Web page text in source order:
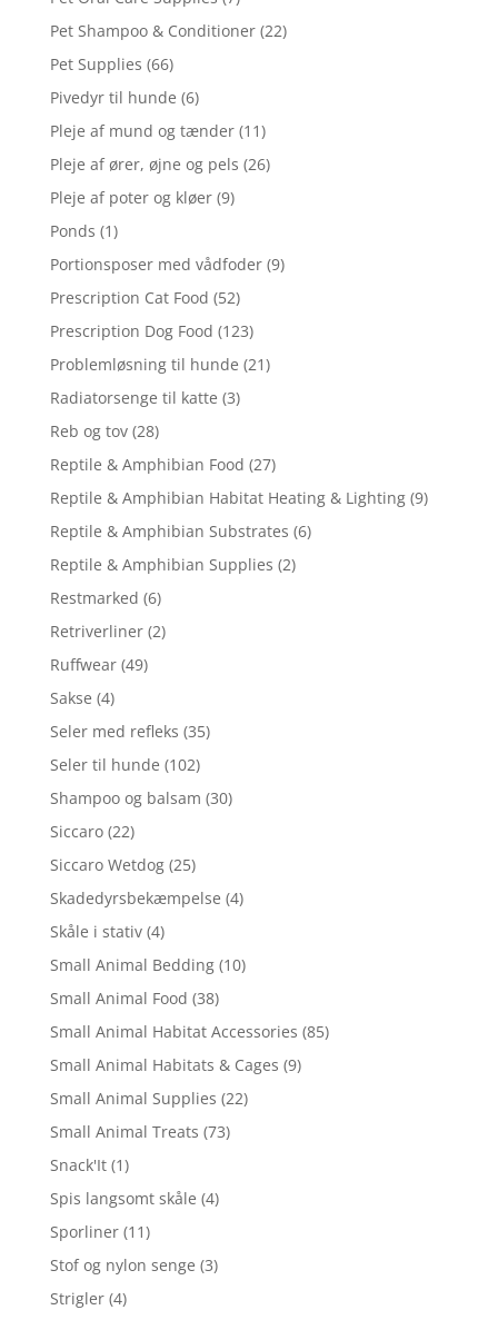
Pet Shampoo & Conditioner (22)
Pet Supplies (66)
Pivedyr til hunde (6)
Pleje af mund og tænder (11)
Pleje af ører, øjne og pels (26)
Pleje af poter og kløer (9)
Ponds (1)
Portionsposer med vådfoder (9)
Prescription Cat Food (52)
Prescription Dog Food (123)
Problemløsning til hunde (21)
Radiatorsenge til katte (3)
Reb og tov (28)
Reptile & Amphibian Food (27)
Reptile & Amphibian Habitat Heating & Lighting (9)
Reptile & Amphibian Substrates (6)
Reptile & Amphibian Supplies (2)
Restmarked (6)
Retriverliner (2)
Ruffwear (49)
Sakse (4)
Seler med refleks (35)
Seler til hunde (102)
Shampoo og balsam (30)
Siccaro (22)
Siccaro Wetdog (25)
Skadedyrsbekæmpelse (4)
Skåle i stativ (4)
Small Animal Bedding (10)
Small Animal Food (38)
Small Animal Habitat Accessories (85)
Small Animal Habitats & Cages (9)
Small Animal Supplies (22)
Small Animal Treats (73)
Snack'It (1)
Spis langsomt skåle (4)
Sporliner (11)
Stof og nylon senge (3)
Strigler (4)